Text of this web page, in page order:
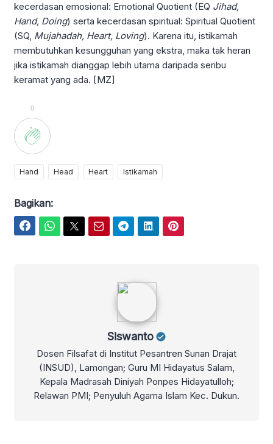
kecerdasan emosional: Emotional Quotient (EQ Jihad,
Hand, Doing) serta kecerdasan spiritual: Spiritual Quotient
(SQ, Mujahadah, Heart, Loving). Karena itu, istikamah
membutuhkan kesungguhan yang ekstra, maka tak heran
jika istikamah dianggap lebih utama daripada seribu
keramat yang ada. [MZ]
0
Hand Head Heart Istikamah
Bagikan:
Siswanto
Dosen Filsafat di Institut Pesantren Sunan Drajat
(INSUD), Lamongan; Guru MI Hidayatus Salam,
Kepala Madrasah Diniyah Ponpes Hidayatulloh;
Relawan PMI; Penyuluh Agama Islam Kec. Dukun.